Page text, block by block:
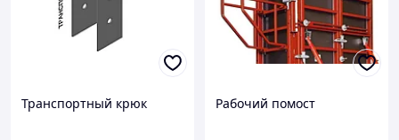
Транспортный крюк Рабочий помост